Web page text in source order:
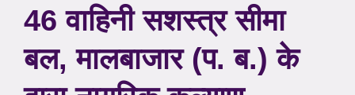
46 वाहिनी सशस्त्र सीमा
बल, मालबाजार (प. ब.) के